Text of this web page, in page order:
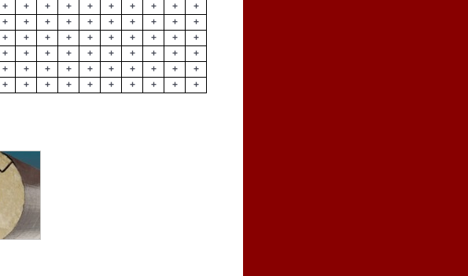
+ + + + + + + + +
+
+ + + + + + + + +
+
+ + + + + + + + +
+
+ + + + + + + + +
+
+ + + + + + + + +
+
+ + + + + + + + + +